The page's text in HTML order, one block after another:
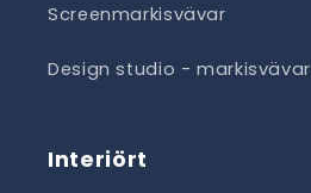
Screenmarkisvävar
Design studio - markisvävar
Interiört